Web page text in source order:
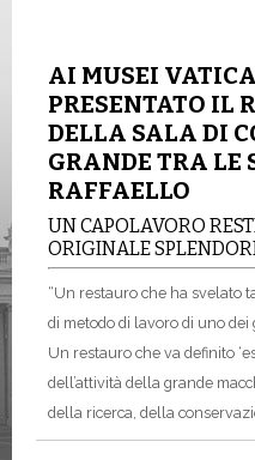
AI MUSEI
PRESENTATO IL
DELLA SALA DI
GRANDE TRA LE
RAFFAELLO
UN CAPOLAVORO
ORIGINALE
“Un restauro che ha svelato
di metodo di lavoro di uno
Un restauro che va definito
dell’attività della grande
della ricerca, della